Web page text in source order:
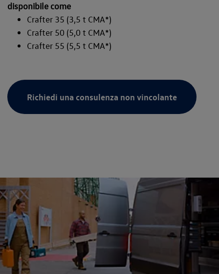
disponibile come
Crafter 35 (3,5 t CMA*)
Crafter 50 (5,0 t CMA*)
Crafter 55 (5,5 t CMA*)
Richiedi una consulenza non vincolante